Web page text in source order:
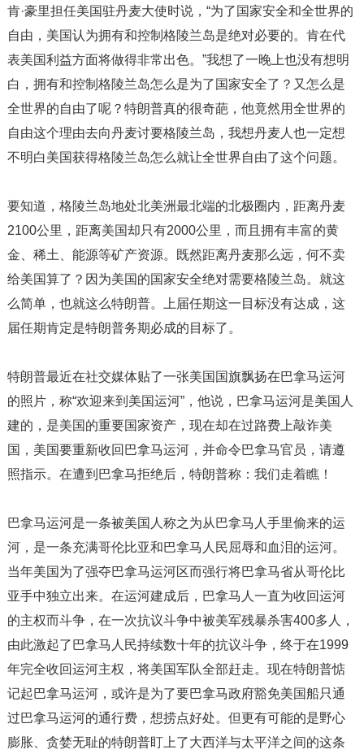
肯·豪里担任美国驻丹麦大使时说，“为了国家安全和全世界的
自由，美国认为拥有和控制格陵兰岛是绝对必要的。肯在代
表美国利益方面将做得非常出色。”我想了一晚上也没有想明
白，拥有和控制格陵兰岛怎么是为了国家安全了？又怎么是
全世界的自由了呢？特朗普真的很奇葩，他竟然用全世界的
自由这个理由去向丹麦讨要格陵兰岛，我想丹麦人也一定想
不明白美国获得格陵兰岛怎么就让全世界自由了这个问题。
要知道，格陵兰岛地处北美洲最北端的北极圈内，距离丹麦
2100公里，距离美国却只有2000公里，而且拥有丰富的黄
金、稀土、能源等矿产资源。既然距离丹麦那么远，何不卖
给美国算了？因为美国的国家安全绝对需要格陵兰岛。就这
么简单，也就这么特朗普。上届任期这一目标没有达成，这
届任期肯定是特朗普务期必成的目标了。
特朗普最近在社交媒体贴了一张美国国旗飘扬在巴拿马运河
的照片，称“欢迎来到美国运河”，他说，巴拿马运河是美国人
建的，是美国的重要国家资产，现在却在过路费上敲诈美
国，美国要重新收回巴拿马运河，并命令巴拿马官员，请遵
照指示。在遭到巴拿马拒绝后，特朗普称：我们走着瞧！
巴拿马运河是一条被美国人称之为从巴拿马人手里偷来的运
河，是一条充满哥伦比亚和巴拿马人民屈辱和血泪的运河。
当年美国为了强夺巴拿马运河区而强行将巴拿马省从哥伦比
亚手中独立出来。在运河建成后，巴拿马人一直为收回运河
的主权而斗争，在一次抗议斗争中被美军残暴杀害400多人，
由此激起了巴拿马人民持续数十年的抗议斗争，终于在1999
年完全收回运河主权，将美国军队全部赶走。现在特朗普惦
记起巴拿马运河，或许是为了要巴拿马政府豁免美国船只通
过巴拿马运河的通行费，想捞点好处。但更有可能的是野心
膨胀、贪婪无耻的特朗普盯上了大西洋与太平洋之间的这条